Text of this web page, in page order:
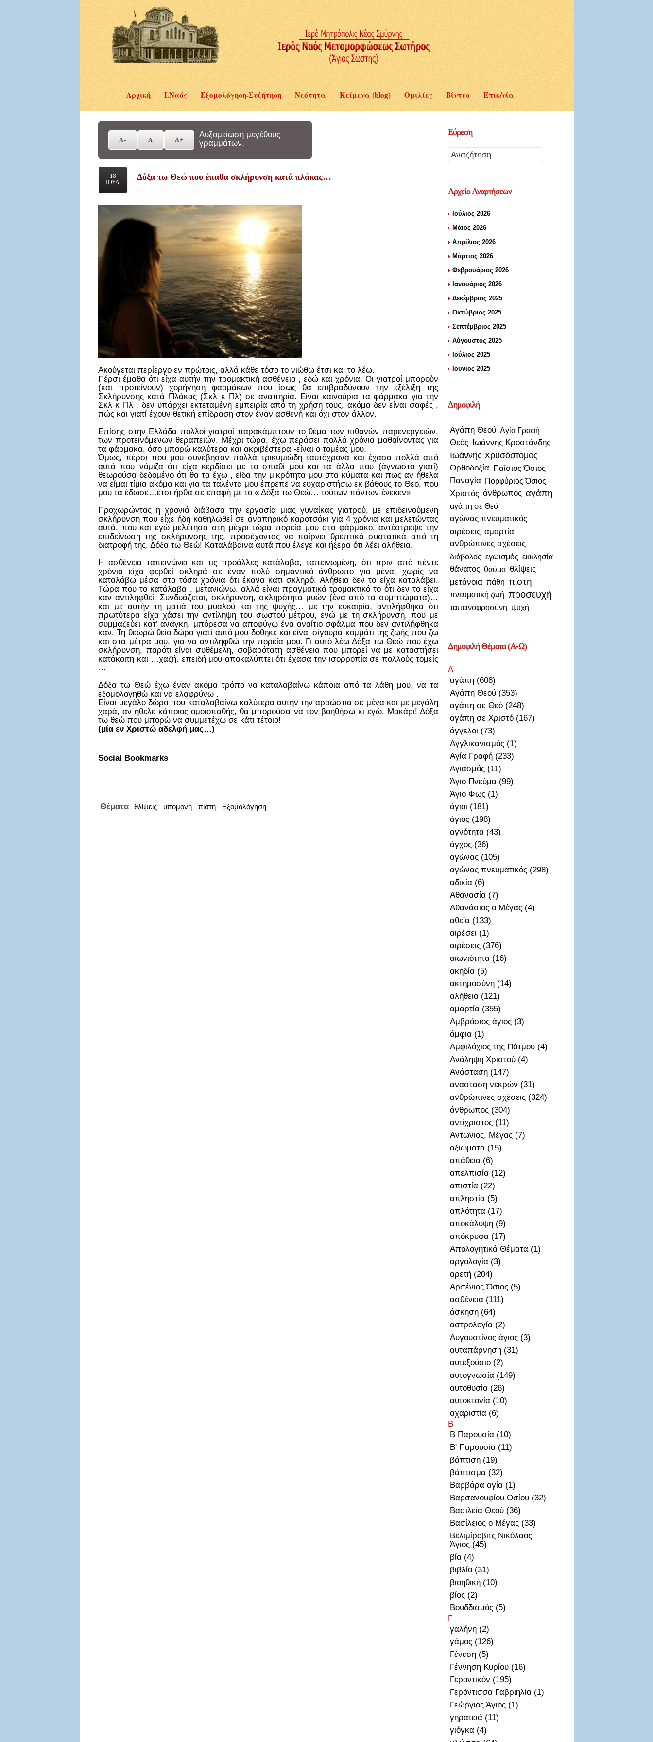
Αρχική Ι.Ναός Εξομολόγηση-Συζήτηση Νεότητα Κείμενα (blog) Ομιλίες Βίντεο Επικ/νία
Αυξομείωση μεγέθους
γραμμάτων.
18
ΙΟΥΛ
Δόξα τω Θεώ που έπαθα σκλήρυνση κατά πλάκας…
Ακούγεται περίεργο εν πρώτοις, αλλά κάθε τόσο το νιώθω έτσι και το λέω.
Πέρσι έμαθα ότι είχα αυτήν την τρομακτική ασθένεια , εδώ και χρόνια. Οι γιατροί μπορούν
(και προτείνουν) χορήγηση φαρμάκων που ίσως θα επιβραδύνουν την εξέλιξη της
Σκλήρυνσης κατά Πλάκας (Σκλ κ Πλ) σε αναπηρία. Είναι καινούρια τα φάρμακα για την
Σκλ κ Πλ , δεν υπάρχει εκτεταμένη εμπειρία από τη χρήση τους, ακόμα δεν είναι σαφές ,
πώς και γιατί έχουν θετική επίδραση στον έναν ασθενή και όχι στον άλλον.
Επίσης στην Ελλάδα πολλοί γιατροί παρακάμπτουν το θέμα των πιθανών παρενεργειών,
των προτεινόμενων θεραπειών. Μέχρι τώρα, έχω περάσει πολλά χρόνια μαθαίνοντας για
τα φάρμακα, όσο μπορώ καλύτερα και ακριβέστερα -είναι ο τομέας μου.
Όμως, πέρσι που μου συνέβησαν πολλά τρικυμιώδη ταυτόχρονα και έχασα πολλά από
αυτά που νόμιζα ότι είχα κερδίσει με το σπαθί μου και τα άλλα που (άγνωστο γιατί)
θεωρούσα δεδομένο ότι θα τα έχω , είδα την μικρότητα μου στα κύματα και πως αν ήθελα
να είμαι τίμια ακόμα και για τα ταλέντα μου έπρεπε να ευχαριστήσω εκ βάθους το Θεο, που
μου τα έδωσε…έτσι ήρθα σε επαφή με το « Δόξα τω Θεώ… τούτων πάντων ένεκεν»
Προχωρώντας η χρονιά διάβασα την εργασία μιας γυναίκας γιατρού, με επιδεινούμενη
σκλήρυνση που είχε ήδη καθηλωθεί σε αναπηρικό καροτσάκι για 4 χρόνια και μελετώντας
αυτά, που και εγώ μελέτησα στη μέχρι τώρα πορεία μου στο φάρμακο, αντέστρεψε την
επιδείνωση της σκλήρυνσης της, προσέχοντας να παίρνει θρεπτικά συστατικά από τη
διατροφή της. Δόξα τω Θεώ! Καταλάβαινα αυτά που έλεγε και ήξερα ότι λέει αλήθεια.
Η ασθένεια ταπεινώνει και τις προάλλες κατάλαβα, ταπεινωμένη, ότι πριν από πέντε
χρόνια είχα φερθεί σκληρά σε έναν πολύ σημαντικό άνθρωπο για μένα, χωρίς να
καταλάβω μέσα στα τόσα χρόνια ότι έκανα κάτι σκληρό. Αλήθεια δεν το είχα καταλάβει.
Τώρα που το κατάλαβα , μετανιώνω, αλλά είναι πραγματικά τρομακτικό το ότι δεν το είχα
καν αντιληφθεί. Συνδυάζεται, σκλήρυνση, σκληρότητα μυών (ένα από τα συμπτώματα)…
και με αυτήν τη ματιά του μυαλού και της ψυχής… με την ευκαιρία, αντιλήφθηκα ότι
πρωτύτερα είχα χάσει την αντίληψη του σωστού μέτρου, ενώ με τη σκλήρυνση, που με
συμμαζεύει κατ’ ανάγκη, μπόρεσα να αποφύγω ένα αναίτιο σφάλμα που δεν αντιλήφθηκα
καν. Τη θεωρώ θείο δώρο γιατί αυτό μου δόθηκε και είναι σίγουρα κομμάτι της ζωής που ζω
και στα μέτρα μου, για να αντιληφθώ την πορεία μου. Γι αυτό λέω Δόξα τω Θεώ που έχω
σκλήρυνση, παρότι είναι συθέμελη, σοβαρότατη ασθένεια που μπορεί να με καταστήσει
κατάκοιτη και …χαζή, επειδή μου αποκαλύπτει ότι έχασα την ισορροπία σε πολλούς τομείς
…
Δόξα τω Θεώ έχω έναν ακόμα τρόπο να καταλαβαίνω κάποια από τα λάθη μου, να τα
εξομολογηθώ και να ελαφρύνω .
Είναι μεγάλο δώρο που καταλαβαίνω καλύτερα αυτήν την αρρώστια σε μένα και με μεγάλη
χαρά, αν ήθελε κάποιος ομοιοπαθής, θα μπορούσα να τον βοηθήσω κι εγώ. Μακάρι! Δόξα
τω θεώ που μπορώ να συμμετέχω σε κάτι τέτοιο!
(μία εν Χριστώ αδελφή μας…)
Social Bookmarks
Θέματα θλίψεις υπομονή πίστη Εξομολόγηση
Εύρεση
ΑρχείοΑναρτήσεων
Ιούλιος 2026
Μάιος 2026
Απρίλιος 2026
Μάρτιος 2026
Φεβρουάριος 2026
Ιανουάριος 2026
Δεκέμβριος 2025
Οκτώβριος 2025
Σεπτέμβριος 2025
Αύγουστος 2025
Ιούλιος 2025
Ιούνιος 2025
Δημοφιλή
Αγάπη Θεού Αγία Γραφή
Θεός Ιωάννης Κροστάνδης
Ιωάννης Χρυσόστομος
Ορθοδοξία Παΐσιος Όσιος
Παναγία Πορφύριος Όσιος
Χριστός άνθρωπος αγάπη
αγάπη σε Θεό
αγώνας πνευματικός
αιρέσεις αμαρτία
ανθρώπινες σχέσεις
διάβολος εγωισμός εκκλησία
θάνατος θαύμα θλίψεις
μετάνοια πάθη πίστη
πνευματική ζωή προσευχή
ταπεινοφροσύνη ψυχή
ΔημοφιλήΘέματα (Α-Ω)
Α
αγάπη (608)
Αγάπη Θεού (353)
αγάπη σε Θεό (248)
αγάπη σε Χριστό (167)
άγγελοι (73)
Αγγλικανισμός (1)
Αγία Γραφή (233)
Αγιασμός (11)
Άγιο Πνεύμα (99)
Άγιο Φως (1)
άγιοι (181)
άγιος (198)
αγνότητα (43)
άγχος (36)
αγώνας (105)
αγώνας πνευματικός (298)
αδικία (6)
Αθανασία (7)
Αθανάσιος ο Μέγας (4)
αθεΐα (133)
αιρέσει (1)
αιρέσεις (376)
αιωνιότητα (16)
ακηδία (5)
ακτημοσὐνη (14)
αλήθεια (121)
αμαρτία (355)
Αμβρόσιος άγιος (3)
άμφια (1)
Αμφιλόχιος της Πάτμου (4)
Ανάληψη Χριστού (4)
Ανάσταση (147)
ανασταση νεκρών (31)
ανθρώπινες σχέσεις (324)
άνθρωπος (304)
αντίχριστος (11)
Αντώνιος, Μέγας (7)
αξιώματα (15)
απἀθεια (6)
απελπισία (12)
απιστία (22)
απληστία (5)
απλότητα (17)
αποκάλυψη (9)
απόκρυφα (17)
Απολογητικά Θέματα (1)
αργολογία (3)
αρετή (204)
Αρσένιος Όσιος (5)
ασθένεια (111)
άσκηση (64)
αστρολογία (2)
Αυγουστίνος άγιος (3)
αυταπάρνηση (31)
αυτεξούσιο (2)
αυτογνωσία (149)
αυτοθυσἰα (26)
αυτοκτονία (10)
αχαριστία (6)
Β
Β Παρουσία (10)
Β' Παρουσία (11)
βάπτιση (19)
βάπτισμα (32)
Βαρβάρα αγία (1)
Βαρσανουφίου Οσίου (32)
Βασιλεία Θεού (36)
Βασίλειος ο Μέγας (33)
Βελιμίροβιτς Νικόλαος
Άγιος (45)
βία (4)
βιβλίο (31)
βιοηθική (10)
βίος (2)
Βουδδισμός (5)
Γ
γαλήνη (2)
γάμος (126)
Γένεση (5)
Γέννηση Κυρίου (16)
Γεροντικόν (195)
Γερόντισσα Γαβριηλία (1)
Γεώργιος Άγιος (1)
γηρατειά (11)
γιόγκα (4)